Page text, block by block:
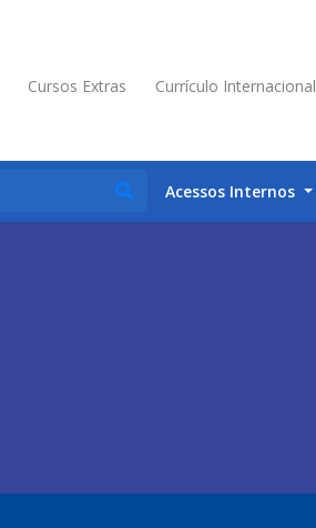
Cursos Extras Currículo Internacional
Acessos Internos